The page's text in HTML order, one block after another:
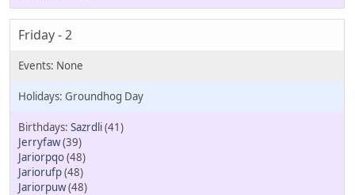
Friday - 2
Groundhog Day
Sazrdli(41)
Jerryfaw(39)
Jariorpqo(48)
Jariorufp(48)
Jariorpuw(48)